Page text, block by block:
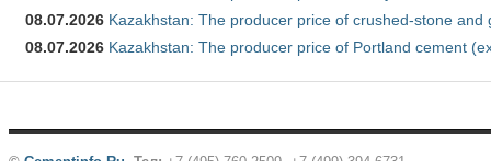
08.07.2026 Kazakhstan: The producer price of crushed-stone and
08.07.2026 Kazakhstan: The producer price of Portland cement